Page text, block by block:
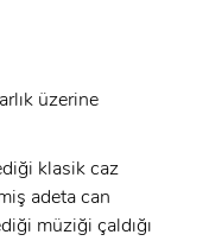
üzerine
klasik caz
adeta can
müziği çaldığı